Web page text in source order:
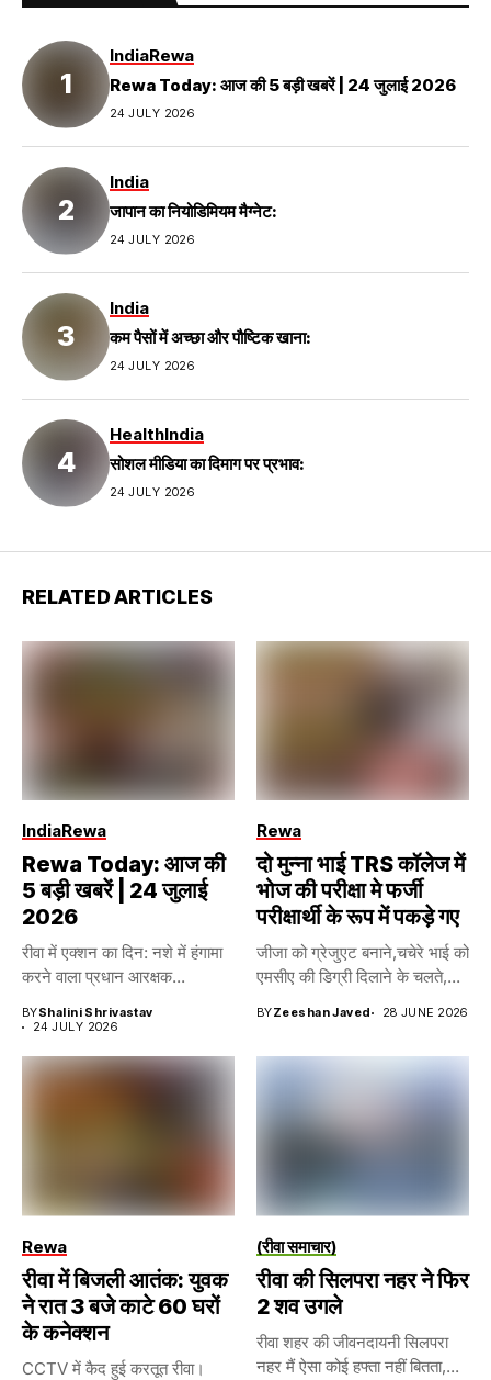
IndiaRewa
Rewa Today: आज की 5 बड़ी खबरें | 24 जुलाई 2026
24 JULY 2026
India
जापान का नियोडिमियम मैग्नेट:
24 JULY 2026
India
कम पैसों में अच्छा और पौष्टिक खाना:
24 JULY 2026
HealthIndia
सोशल मीडिया का दिमाग पर प्रभाव:
24 JULY 2026
RELATED ARTICLES
IndiaRewa
Rewa Today: आज की
5 बड़ी खबरें | 24 जुलाई
2026
रीवा में एक्शन का दिन: नशे में हंगामा
करने वाला प्रधान आरक्षक...
BYShalini Shrivastav
24 JULY 2026
Rewa
दो मुन्ना भाई TRS कॉलेज में
भोज की परीक्षा मे फर्जी
परीक्षार्थी के रूप में पकड़े गए
जीजा को ग्रेजुएट बनाने,चचेरे भाई को
एमसीए की डिग्री दिलाने के चलते,...
BYZeeshan Javed 28 JUNE 2026
Rewa
रीवा में बिजली आतंक: युवक
ने रात 3 बजे काटे 60 घरों
के कनेक्शन
CCTV में कैद हुई करतूत रीवा।
(रीवा समाचार)
रीवा की सिलपरा नहर ने फिर
2 शव उगले
रीवा शहर की जीवनदायनी सिलपरा
नहर मैं ऐसा कोई हफ्ता नहीं बितता,...